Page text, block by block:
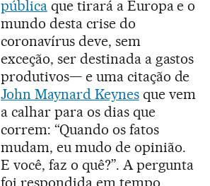
públicaque tirará a Europa e o
mundo desta crise do
coronavírus deve, sem
exceção, ser destinada a gastos
produtivos— e uma citação de
John Maynard Keynesque vem
a calhar para os dias que
correm: “Quando os fatos
mudam, eu mudo de opinião.
E você, faz o quê?”. A pergunta
foi respondida em tempo